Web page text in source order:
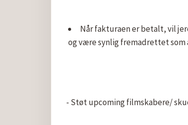
Når fakturaen er betalt, vil
og være synlig fremadrettet som
- Støt upcoming filmskabere/